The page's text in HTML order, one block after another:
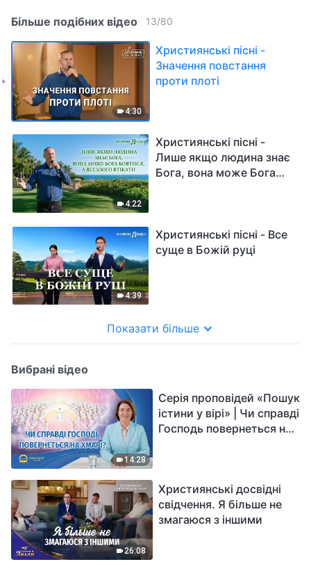
Більше подібних відео 13/80
4:30
Християнські пісні -
Значення повстання
проти плоті
4:22
Християнські пісні -
Лише якщо людина знає
Бога, вона може Бога
4:39
Християнські пісні - Все
суще в Божій руці
Показати більше
Вибрані відео
14:28
Серія проповідей «Пошук
істини у вірі» | Чи справді
Господь повернеться на
26:08
Християнські досвідні
свідчення. Я більше не
змагаюся з іншими